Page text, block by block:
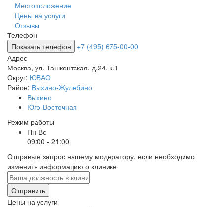
Местоположение
Цены на услуги
Отзывы
Телефон
Показать телефон
+7 (495) 675-00-00
Адрес
Москва, ул. Ташкентская, д.24, к.1
Округ: ЮВАО
Район: Выхино-Жулебино
Выхино
Юго-Восточная
Режим работы
Пн-Вс
09:00 - 21:00
Отправьте запрос нашему модератору, если необходимо
изменить информацию о клинике
Отправить
Цены на услуги